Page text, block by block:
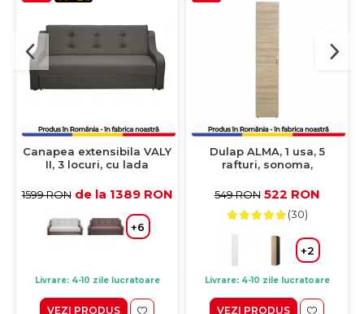
Canapea extensibila VALY
II, 3 locuri, cu lada
215x90x95 cm
1599 RON de la 1389 RON
+6
Livrare: 4-10 zile lucratoare
VEZI PRODUS
Dulap ALMA, 1 usa, 5
rafturi, sonoma,
549 RON 522 RON
(30)
+2
Livrare: 4-10 zile lucratoare
VEZI PRODUS